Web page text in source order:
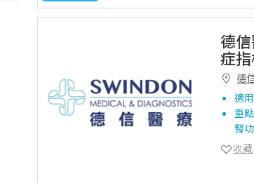
德
症
德
適
重
腎
收藏